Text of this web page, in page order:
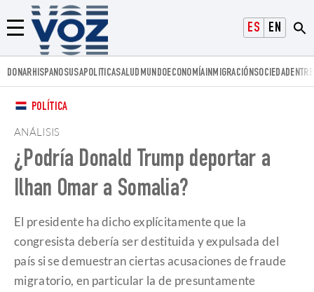
ESPAÑOLENGLISH
Menú
Voz.us
DONARHISPANOSUSAPOLITICASALUD MUNDOECONOMÍAINMIGRACIÓNSOCIEDAD
POLÍTICA
ANÁLISIS
¿Podría Donald Trump deportar a
Ilhan Omar a Somalia?
El presidente ha dicho explícitamente que la
congresista debería ser destituida y expulsada del
país si se demuestran ciertas acusaciones de fraude
migratorio, en particular la de presuntamente